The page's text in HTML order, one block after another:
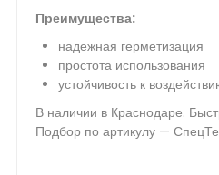
Преимущества:
надежная герметизация
простота использования
устойчивость к
В наличии в Краснодаре.
Подбор по артикулу —